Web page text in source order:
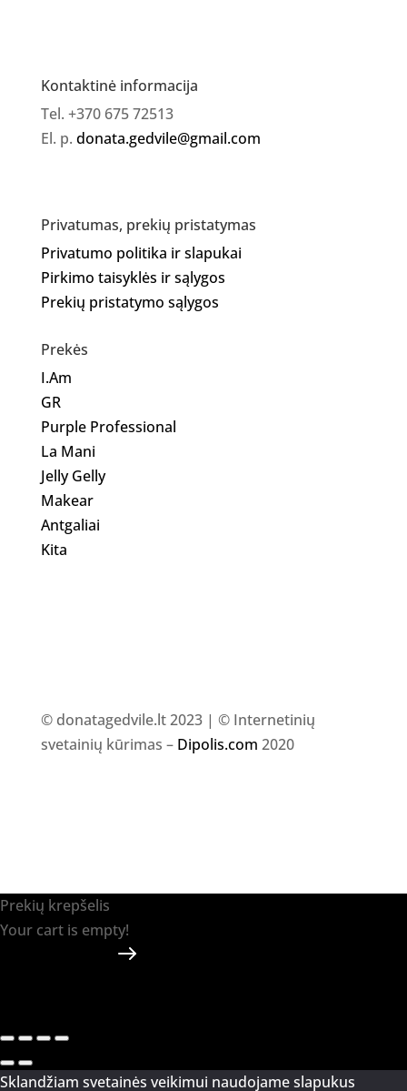
12ml
Kontaktinė informacija
Tel. +370 675 72513
El. p. donata.gedvile@gmail.com
Privatumas, prekių pristatymas
Privatumo politika ir slapukai
Pirkimo taisyklės ir sąlygos
Prekių pristatymo sąlygos
Prekės
I.Am
GR
Purple Professional
La Mani
Jelly Gelly
Makear
Antgaliai
Kita
© donatagedvile.lt 2023 | © Internetinių
svetainių kūrimas – Dipolis.com 2020
Prekių krepšelis
Your cart is empty!
Sklandžiam svetainės veikimui naudojame slapukus